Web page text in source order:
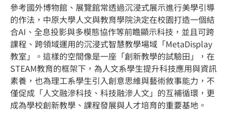
參考國外博物館、展覽館常透過沉浸式展示進行美學引導
的作法，中原大學人文與教育學院決定在校園打造一個結
合AI、全息投影與多模態協作等前瞻顯示科技，並且可跨
課程、跨領域運用的沉浸式智慧教學場域「MetaDisplay
教室」。這樣的空間像是一座「創新教學的試驗田」，在
STEAM教育的框架下，為人文系學生提升科技應用與資訊
素養，也為理工系學生引入創意思維與藝術敘事能力，不
僅促成「人文融滲科技、科技融滲人文」的互補循環，更
成為學校創新教學、課程發展與人才培育的重要基地。